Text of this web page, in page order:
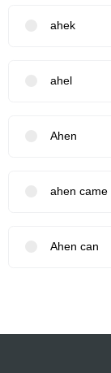
ahek
ahel
Ahen
ahen came
Ahen can